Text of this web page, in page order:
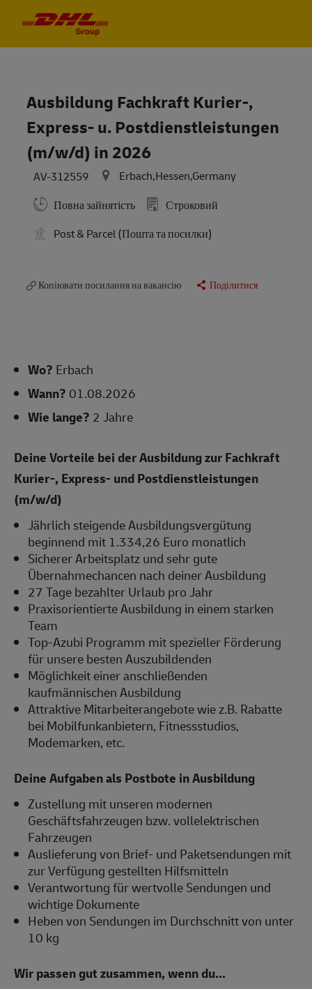
Ausbildung Fachkraft Kurier-,
Express- u. Postdienstleistungen
(m/w/d) in 2026
AV-312559
Erbach,Hessen,Germany
Повна зайнятість
Строковий
Post & Parcel (Пошта та посилки)
Копіювати посилання на вакансію Поділитися
Wo? Erbach
Wann? 01.08.2026
Wie lange? 2 Jahre
Deine Vorteile bei der Ausbildung zur Fachkraft
Kurier-, Express- und Postdienstleistungen
(m/w/d)
Jährlich steigende Ausbildungsvergütung
beginnend mit 1.334,26 Euro monatlich
Sicherer Arbeitsplatz und sehr gute
Übernahmechancen nach deiner Ausbildung
27 Tage bezahlter Urlaub pro Jahr
Praxisorientierte Ausbildung in einem starken
Team
Top-Azubi Programm mit spezieller Förderung
für unsere besten Auszubildenden
Möglichkeit einer anschließenden
kaufmännischen Ausbildung
Attraktive Mitarbeiterangebote wie z.B. Rabatte
bei Mobilfunkanbietern, Fitnessstudios,
Modemarken, etc.
Deine Aufgaben als Postbote in Ausbildung
Zustellung mit unseren modernen
Geschäftsfahrzeugen bzw. vollelektrischen
Fahrzeugen
Auslieferung von Brief- und Paketsendungen mit
zur Verfügung gestellten Hilfsmitteln
Verantwortung für wertvolle Sendungen und
wichtige Dokumente
Heben von Sendungen im Durchschnitt von unter
10 kg
Wir passen gut zusammen, wenn du...